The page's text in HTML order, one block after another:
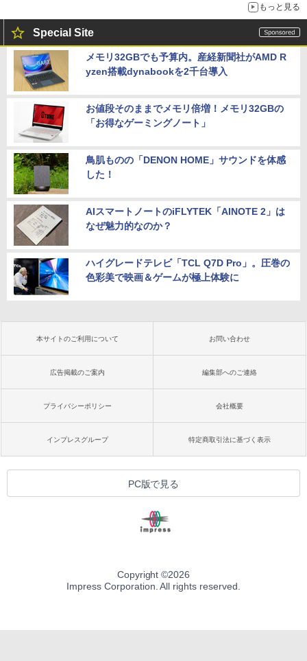
もっと見る
Special Site
メモリ32GBでも予算内。産経新聞社がAMD R
yzen搭載dynabookを2千台導入
お値段そのままでメモリ倍増！メモリ32GBの
「お得なゲーミングノート」
鳥肌ものの「DENON HOME」サウンドを体感
した！
AIスマートノートのiFLYTEK「AINOTE 2」は
なぜ魅力的なのか？
ハイグレードテレビ「TCL Q7D Pro」。圧巻の
色彩美で映画＆ゲームが極上体験に
本サイトのご利用について お問い合わせ
広告掲載のご案内 編集部へのご連絡
プライバシーポリシー 会社概要
インプレスグループ 特定商取引法に基づく表示
PC版で見る
Copyright ©2026
Impress Corporation. All rights reserved.